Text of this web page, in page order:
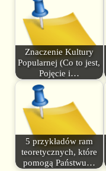
Znaczenie Kultury
Popularnej (Co to jest,
Pojęcie i…
5 przykładów ram
teoretycznych, które
pomogą Państwu…